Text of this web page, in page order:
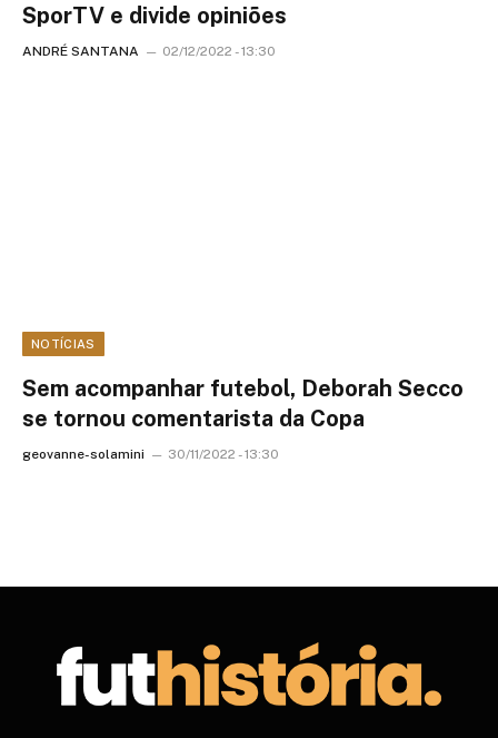
SporTV e divide opiniões
ANDRÉ SANTANA 02/12/2022 - 13:30
NOTÍCIAS
Sem acompanhar futebol, Deborah Secco
se tornou comentarista da Copa
geovanne-solamini 30/11/2022 - 13:30